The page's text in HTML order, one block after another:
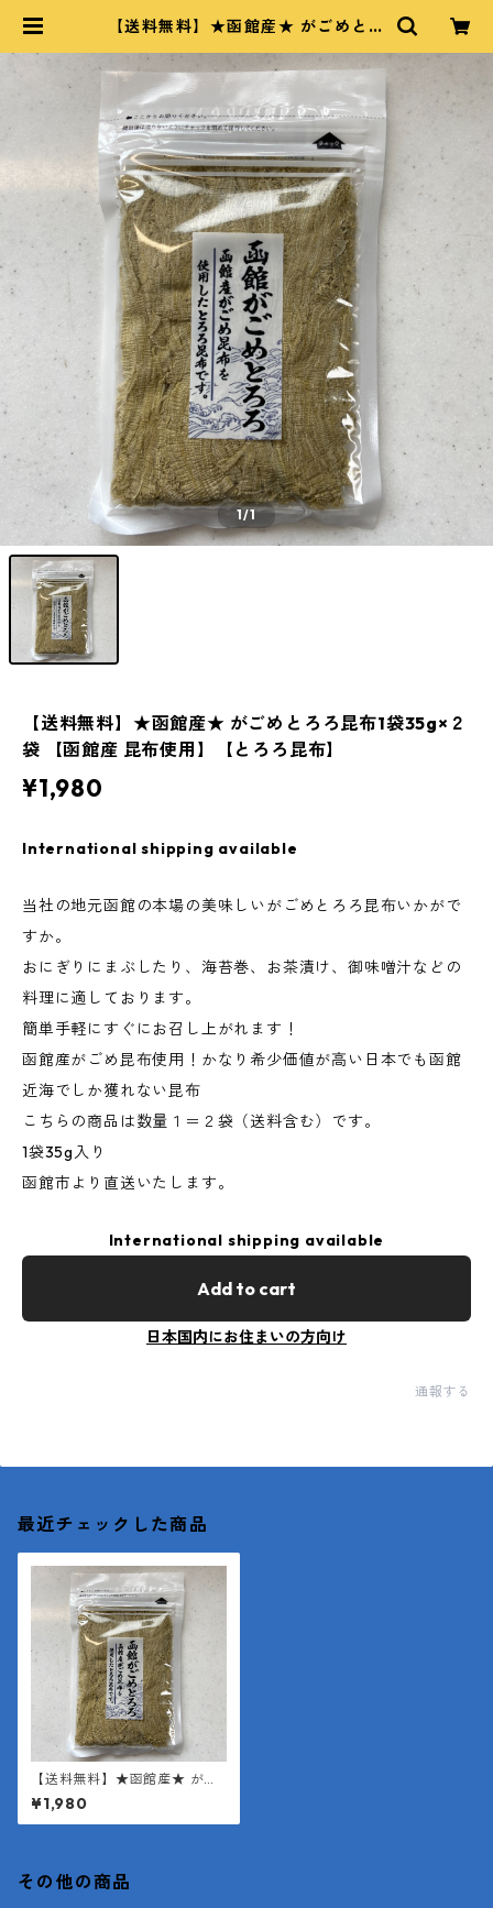
【送料無料】★函館産★ がごめとろ
使用】【とろろ昆布】 | 太田かまぼ
こ｜OHTA FISH CAKE
1/1
【送料無料】★函館産★ がごめとろろ昆布1袋35g×２
袋 【函館産 昆布使用】【とろろ昆布】
¥1,980
International shipping available
当社の地元函館の本場の美味しいがごめとろろ昆布いかがで
すか。
おにぎりにまぶしたり、海苔巻、お茶漬け、御味噌汁などの
料理に適しております。
簡単手軽にすぐにお召し上がれます！
函館産がごめ昆布使用！かなり希少価値が高い日本でも函館
近海でしか獲れない昆布
こちらの商品は数量１＝２袋（送料含む）です。
1袋35g入り
函館市より直送いたします。
International shipping available
Add to cart
日本国内にお住まいの方向け
通報する
最近チェックした商品
【送料無料】★函館産★ がご
めとろろ昆布1袋35g×２袋
【函館産 昆布使用】【とろろ
昆布】
¥1,980
その他の商品